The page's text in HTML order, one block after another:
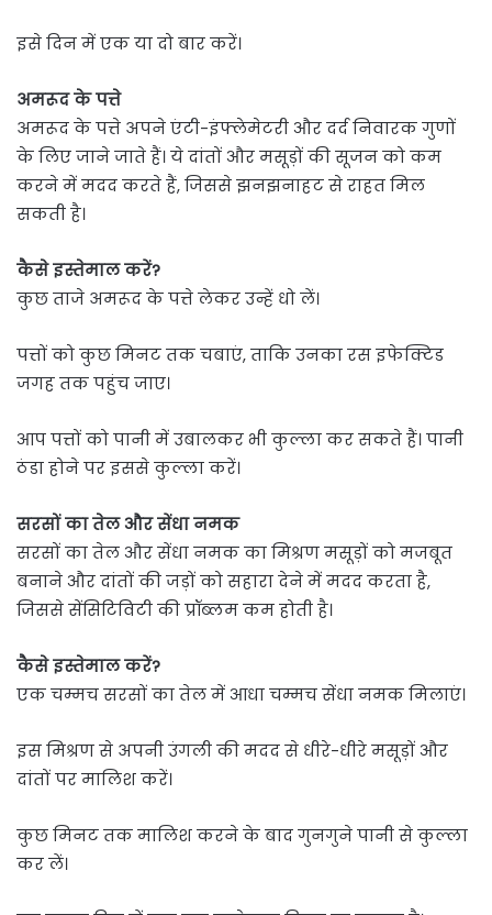
इसे दिन में एक या दो बार करें।
अमरूद के पत्ते
अमरूद के पत्ते अपने एंटी-इंफ्लेमेटरी और दर्द निवारक गुणों
के लिए जाने जाते हैं। ये दांतों और मसूड़ों की सूजन को कम
करने में मदद करते हैं, जिससे झनझनाहट से राहत मिल
सकती है।
कैसे इस्तेमाल करें?
कुछ ताजे अमरूद के पत्ते लेकर उन्हें धो लें।
पत्तों को कुछ मिनट तक चबाएं, ताकि उनका रस इफेक्टिड
जगह तक पहुंच जाए।
आप पत्तों को पानी में उबालकर भी कुल्ला कर सकते हैं। पानी
ठंडा होने पर इससे कुल्ला करें।
सरसों का तेल और सेंधा नमक
सरसों का तेल और सेंधा नमक का मिश्रण मसूड़ों को मजबूत
बनाने और दांतों की जड़ों को सहारा देने में मदद करता है,
जिससे सेंसिटिविटी की प्रॉब्लम कम होती है।
कैसे इस्तेमाल करें?
एक चम्मच सरसों का तेल में आधा चम्मच सेंधा नमक मिलाएं।
इस मिश्रण से अपनी उंगली की मदद से धीरे-धीरे मसूड़ों और
दांतों पर मालिश करें।
कुछ मिनट तक मालिश करने के बाद गुनगुने पानी से कुल्ला
कर लें।